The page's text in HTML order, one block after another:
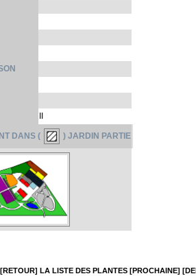
DANS ( ) JARDIN PARTIE
[RETOUR] LA LISTE DES PLANTES [PROCHAINE]